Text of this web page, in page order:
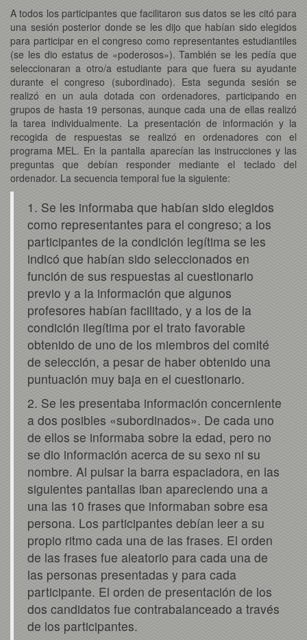
A todos los participantes que facilitaron sus datos se les citó para
una sesión posterior donde se les dijo que habían sido elegidos
para participar en el congreso como representantes estudiantiles
(se les dio estatus de «poderosos»). También se les pedía que
seleccionaran a otro/a estudiante para que fuera su ayudante
durante el congreso (subordinado). Esta segunda sesión se
realizó en un aula dotada con ordenadores, participando en
grupos de hasta 19 personas, aunque cada una de ellas realizó
la tarea individualmente. La presentación de información y la
recogida de respuestas se realizó en ordenadores con el
programa MEL. En la pantalla aparecían las instrucciones y las
preguntas que debían responder mediante el teclado del
ordenador. La secuencia temporal fue la siguiente:
1. Se les informaba que habían sido elegidos
como representantes para el congreso; a los
participantes de la condición legítima se les
indicó que habían sido seleccionados en
función de sus respuestas al cuestionario
previo y a la información que algunos
profesores habían facilitado, y a los de la
condición ilegítima por el trato favorable
obtenido de uno de los miembros del comité
de selección, a pesar de haber obtenido una
puntuación muy baja en el cuestionario.
2. Se les presentaba información concerniente
a dos posibles «subordinados». De cada uno
de ellos se informaba sobre la edad, pero no
se dio información acerca de su sexo ni su
nombre. Al pulsar la barra espaciadora, en las
siguientes pantallas iban apareciendo una a
una las 10 frases que informaban sobre esa
persona. Los participantes debían leer a su
propio ritmo cada una de las frases. El orden
de las frases fue aleatorio para cada una de
las personas presentadas y para cada
participante. El orden de presentación de los
dos candidatos fue contrabalanceado a través
de los participantes.